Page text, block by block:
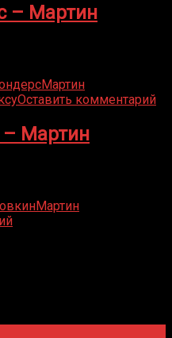
– Мартин
Мартин
Оставить комментарий
– Мартин
Мартин